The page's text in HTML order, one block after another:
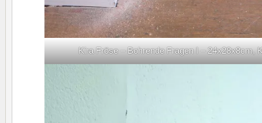
Kira Fröse – Bohrende Fragen I – 24x28x8cm,